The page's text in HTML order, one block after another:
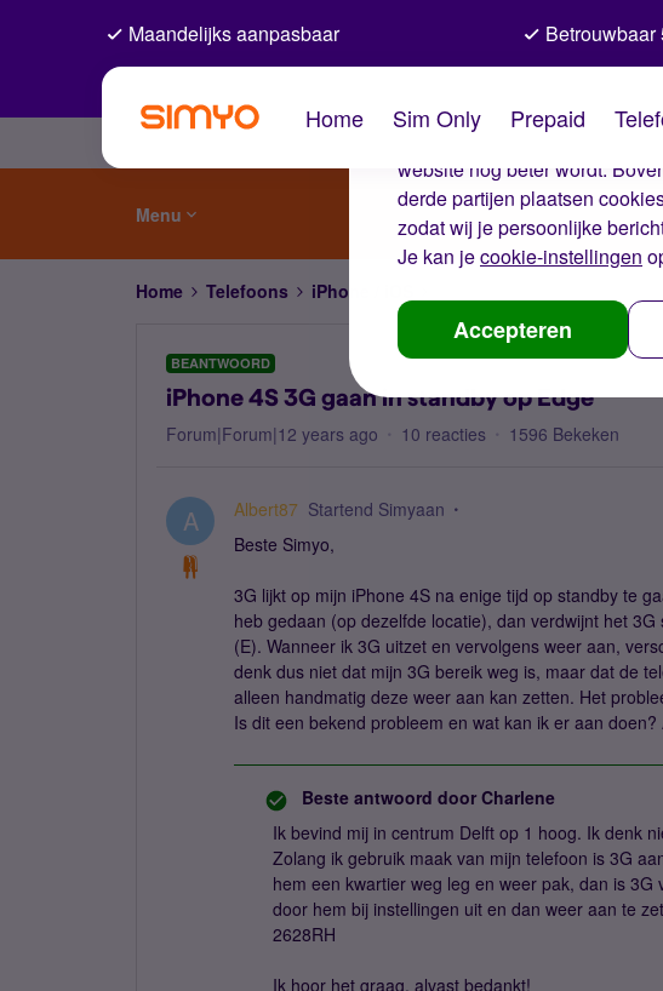
De cookies van
Wij gebruiken cookies op
website nog beter wordt.
derde partijen plaatsen
zodat wij je persoonlijke
Je kan jecookie-instellingen
Accepteren
Maandelijks aanpasbaar Betrouwbaar
Home Sim Only Prepaid
Menu
Home Telefoons iPhone / iOS
BEANTWOORD
iPhone 4S 3G gaan in standby op Edge
Forum|Forum|12 years ago 10 reacties 1596 Bekeken
A Albert87 Startend Simyaan
Beste Simyo,
3G lijkt op mijn iPhone 4S na enige tijd op standby te
heb gedaan (op dezelfde locatie), dan verdwijnt het
(E). Wanneer ik 3G uitzet en vervolgens weer aan,
denk dus niet dat mijn 3G bereik weg is, maar dat de
alleen handmatig deze weer aan kan zetten. Het
Is dit een bekend probleem en wat kan ik er aan doen?
Beste antwoord door Charlene
Ik bevind mij in centrum Delft op 1 hoog. Ik denk
Zolang ik gebruik maak van mijn telefoon is 3G
hem een kwartier weg leg en weer pak, dan is
door hem bij instellingen uit en dan weer aan te
2628RH
Ik hoor het graag, alvast bedankt!